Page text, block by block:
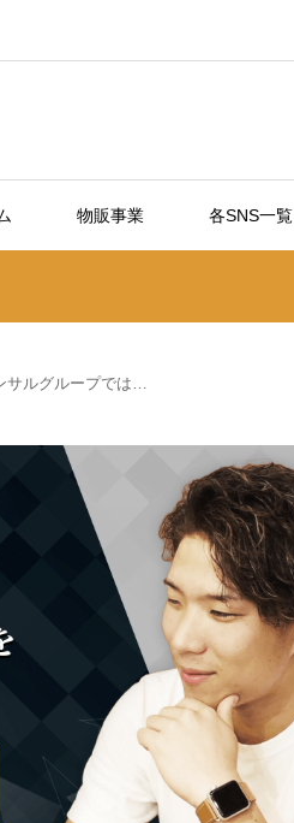
物販事業 各SNS一覧
サルグループでは…